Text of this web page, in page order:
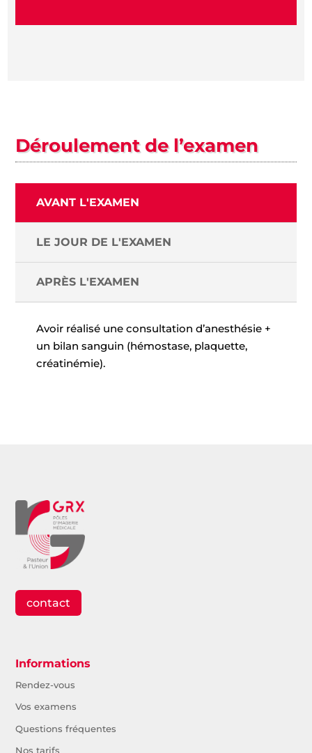
Déroulement de l’examen
AVANT L'EXAMEN
LE JOUR DE L'EXAMEN
APRÈS L'EXAMEN
Avoir réalisé une consultation d’anesthésie +
un bilan sanguin (hémostase, plaquette,
créatinémie).
contact
Informations
Rendez-vous
Vos examens
Questions fréquentes
Nos tarifs